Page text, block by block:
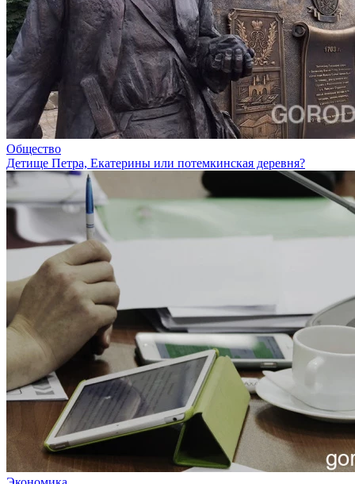
Общество
Детище Петра, Екатерины или потемкинская деревня?